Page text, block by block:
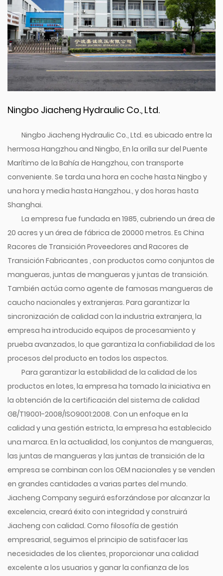
Ningbo Jiacheng Hydraulic Co., Ltd.
Ningbo Jiacheng Hydraulic Co., Ltd. es ubicado entre la
hermosa Hangzhou and Ningbo, En la orilla sur del Puente
Marítimo de la Bahía de Hangzhou, con transporte
conveniente. Se tarda una hora en coche hasta Ningbo y
una hora y media hasta Hangzhou., y dos horas hasta
Shanghai.
La empresa fue fundada en 1985, cubriendo un área de
20 acres y un área de fábrica de 20000 metros. Es China
Racores de Transición Proveedores and Racores de
Transición Fabricantes , con productos como conjuntos de
mangueras, juntas de mangueras y juntas de transición.
También actúa como agente de famosas mangueras de
caucho nacionales y extranjeras. Para garantizar la
sincronización de calidad con la industria extranjera, la
empresa ha introducido equipos de procesamiento y
prueba avanzados, lo que garantiza la confiabilidad de los
procesos del producto en todos los aspectos.
Para garantizar la estabilidad de la calidad de los
productos en lotes, la empresa ha tomado la iniciativa en
la obtención de la certificación del sistema de calidad
GB/T19001-2008/ISO9001:2008. Con un enfoque en la
calidad y una gestión estricta, la empresa ha establecido
una marca. En la actualidad, los conjuntos de mangueras,
las juntas de mangueras y las juntas de transición de la
empresa se combinan con los OEM nacionales y se venden
en grandes cantidades a varias partes del mundo.
Jiacheng Company seguirá esforzándose por alcanzar la
excelencia, creará éxito con integridad y construirá
Jiacheng con calidad. Como filosofía de gestión
empresarial, seguimos el principio de satisfacer las
necesidades de los clientes, proporcionar una calidad
excelente a los usuarios y ganar la confianza de los